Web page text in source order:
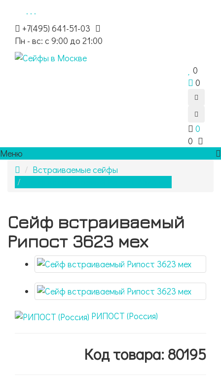
. . .
+7(495) 641-51-03
Пн - вс: с 9:00 до 21:00
0
0
0
0
Меню
Встраиваемые сейфы
Сейф встраиваемый
Рипост 3623 мех
РИПОСТ (Россия)
Код товара: 80195